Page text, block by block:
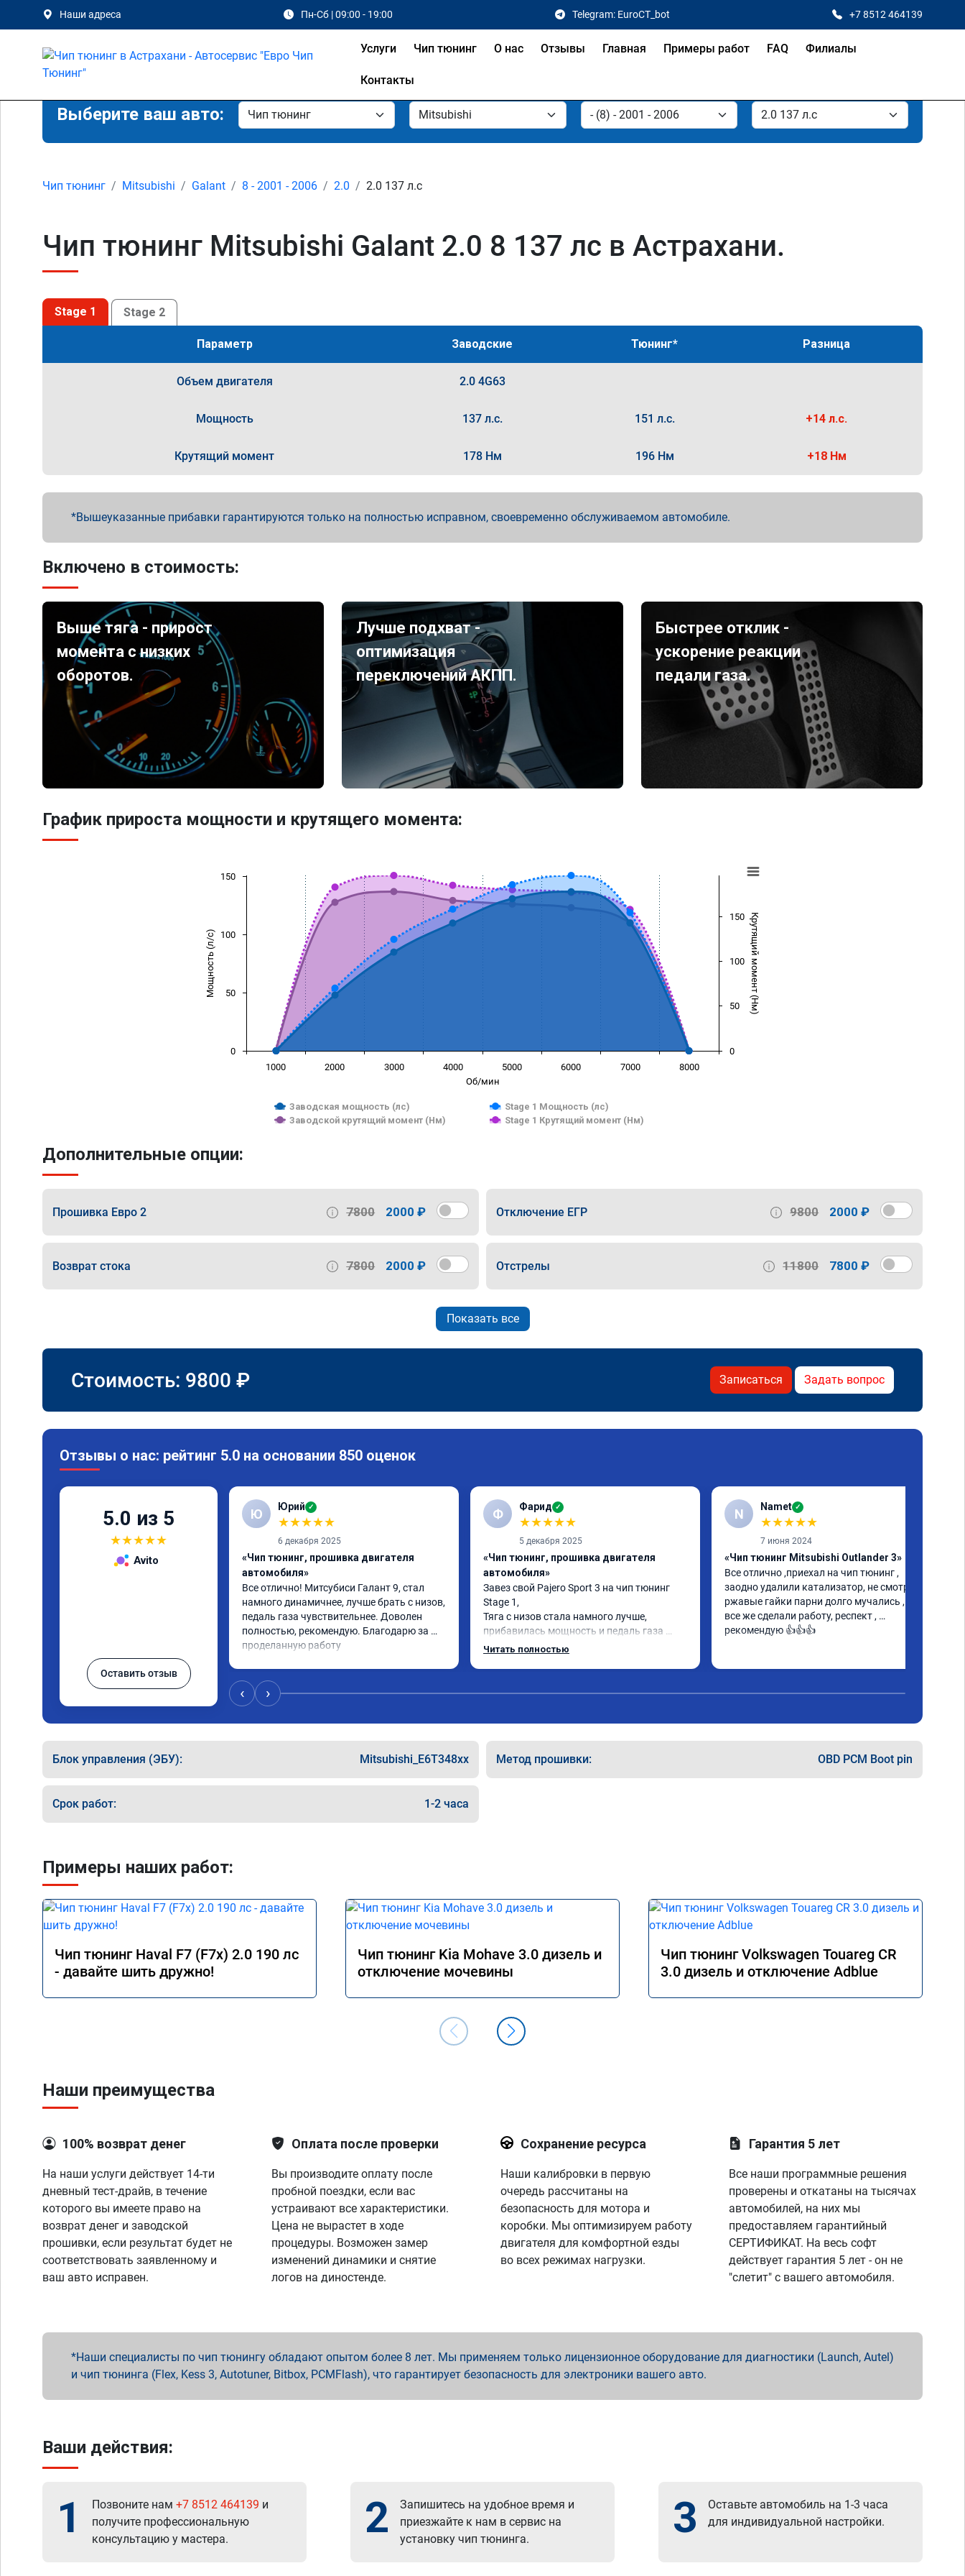
Наши адреса Пн-Сб | 09:00 - 19:00 Telegram: EuroCT_bot +7 8512 464139
Услуги Чип тюнинг О нас Отзывы Главная Примеры работ FAQ Филиалы
Контакты
Выберите ваш авто:
Чип тюнинг Mitsubishi Galant 8 - 2001 - 2006 2.0 2.0 137 л.с
Чип тюнинг Mitsubishi Galant 2.0 8 137 лс в Астрахани.
Stage 1 Stage 2
Параметр Заводские Тюнинг* Разница
Объем двигателя 2.0 4G63
Мощность 137 л.с. 151 л.с. +14 л.с.
Крутящий момент 178 Нм 196 Нм +18 Нм
Вышеуказанные прибавки гарантируются только на полностью исправном, своевременно обслуживаемом автомобиле.
Включено в стоимость:
Выше тяга - прирост
момента с низких
оборотов.
Лучше подхват -
оптимизация
переключений АКПП.
Быстрее отклик -
ускорение реакции
педали газа.
График прироста мощности и крутящего момента:
Об/мин
Мощность (л/с) Крутящий момент (Нм)
Заводская мощность (лс)
Stage 1 Мощность (лс)
Заводской крутящий момент (Нм)
Stage 1 Крутящий момент (Нм)
1000 2000 3000 4000 5000 6000 7000 8000
0
50
100
150
0
50
100
150
Дополнительные опции:
Прошивка Евро 2 7800 2000 ₽ Отключение ЕГР 9800 2000 ₽
Возврат стока 7800 2000 ₽ Отстрелы 11800 7800 ₽
Показать все
Стоимость: 9800 ₽ Записаться Задать вопрос
Отзывы о нас: рейтинг 5.0 на основании 850 оценок
5.0 из 5
★★★★★
Avito
Оставить отзыв
Ю Юрий ✓
★★★★★
6 декабря 2025
«Чип тюнинг, прошивка двигателя
автомобиля»
Все отлично! Митсубиси Галант 9, стал
намного динамичнее, лучше брать с низов,
педаль газа чувствительнее. Доволен
полностью, рекомендую. Благодарю за
проделанную работу
Ф Фарид ✓
★★★★★
5 декабря 2025
«Чип тюнинг, прошивка двигателя
автомобиля»
Завез свой Pajero Sport 3 на чип тюнинг
Stage 1,
Тяга с низов стала намного лучше,
прибавилась мощность и педаль газа
стала отзывчивее.
Завтра везу X7 на чип, Там по цифрам
результаты должны быть еще лучше)
Читать полностью
N Namet ✓
★★★★★
7 июня 2024
«Чип тюнинг Mitsubishi Outlander 3»
Все отлично ,приехал на чип тюнинг ,
заодно удалили катализатор, не смотря на
ржавые гайки парни долго мучались , но
все же сделали работу, респект ,
рекомендую 👍👍👍
‹ ›
Блок управления (ЭБУ): Mitsubishi_E6T348xx Метод прошивки: OBD PCM Boot pin
Срок работ: 1-2 часа
Примеры наших работ:
Чип тюнинг Haval F7 (F7x) 2.0 190 лс
- давайте шить дружно!
Чип тюнинг Kia Mohave 3.0 дизель и
отключение мочевины
Чип тюнинг Volkswagen Touareg CR
3.0 дизель и отключение Adblue
Наши преимущества
100% возврат денег
На наши услуги действует 14-ти
дневный тест-драйв, в течение
которого вы имеете право на
возврат денег и заводской
прошивки, если результат будет не
соответствовать заявленному и
ваш авто исправен.
Оплата после проверки
Вы производите оплату после
пробной поездки, если вас
устраивают все характеристики.
Цена не вырастет в ходе
процедуры. Возможен замер
изменений динамики и снятие
логов на диностенде.
Сохранение ресурса
Наши калибровки в первую
очередь рассчитаны на
безопасность для мотора и
коробки. Мы оптимизируем работу
двигателя для комфортной езды
во всех режимах нагрузки.
Гарантия 5 лет
Все наши программные решения
проверены и откатаны на тысячах
автомобилей, на них мы
предоставляем гарантийный
СЕРТИФИКАТ. На весь софт
действует гарантия 5 лет - он не
"слетит" с вашего автомобиля.
Наши специалисты по чип тюнингу обладают опытом более 8 лет. Мы применяем только лицензионное оборудование для диагностики (Launch, Autel)
и чип тюнинга (Flex, Kess 3, Autotuner, Bitbox, PCMFlash), что гарантирует безопасность для электроники вашего авто.
Ваши действия:
1 Позвоните нам +7 8512 464139 и
получите профессиональную
консультацию у мастера.
2
Запишитесь на удобное время и
приезжайте к нам в сервис на
установку чип тюнинга.
3
Оставьте автомобиль на 1-3 часа
для индивидуальной настройки.